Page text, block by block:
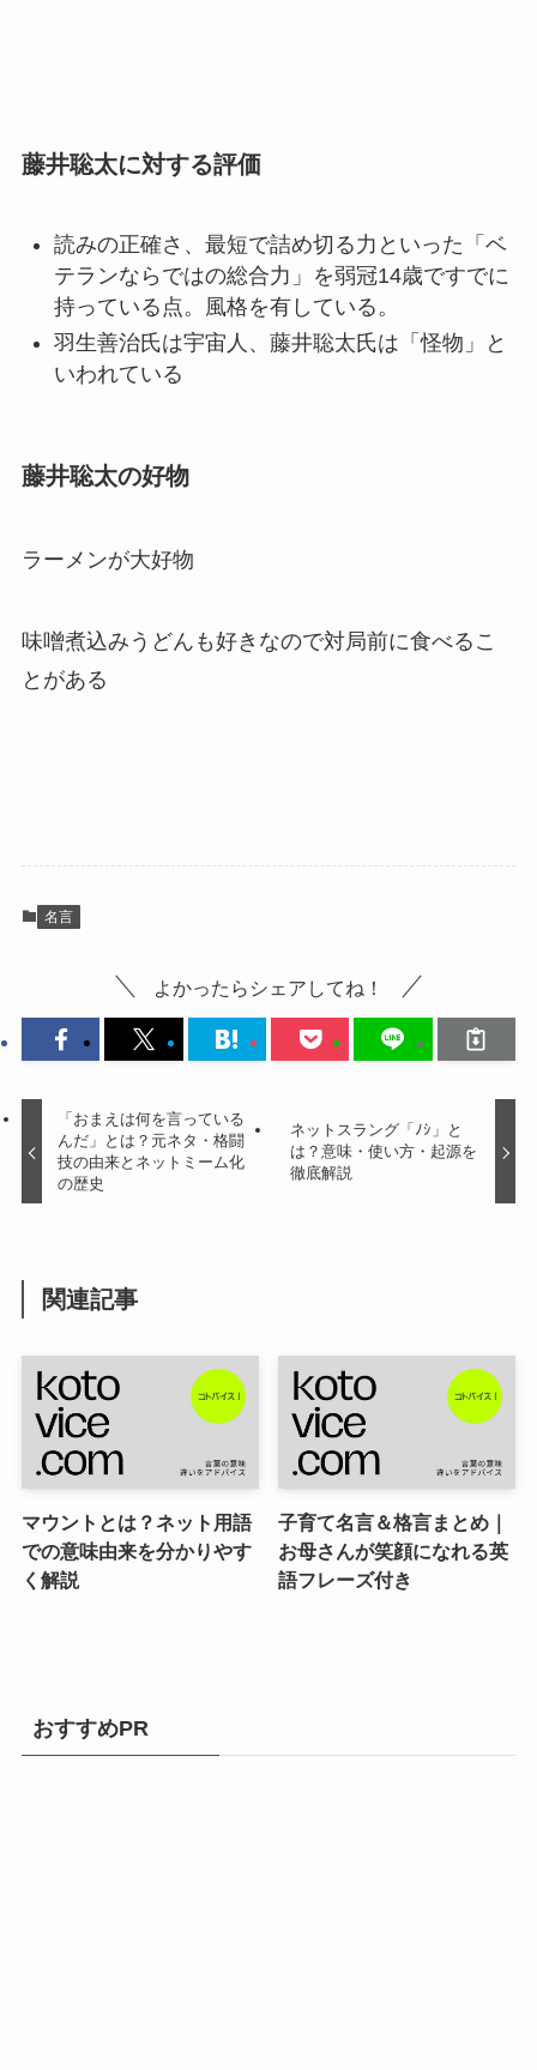
藤井聡太に対する評価
読みの正確さ、最短で詰め切る力といった「ベ
テランならではの総合力」を弱冠14歳ですでに
持っている点。風格を有している。
羽生善治氏は宇宙人、藤井聡太氏は「怪物」と
いわれている
藤井聡太の好物
ラーメンが大好物
味噌煮込みうどんも好きなので対局前に食べるこ
とがある
名言
よかったらシェアしてね！
「おまえは何を言っている
んだ」とは？元ネタ・格闘
技の由来とネットミーム化
の歴史
ネットスラング「ﾉｼ」と
は？意味・使い方・起源を
徹底解説
関連記事
マウントとは？ネット用語
での意味由来を分かりやす
く解説
子育て名言＆格言まとめ｜
お母さんが笑顔になれる英
語フレーズ付き
おすすめPR